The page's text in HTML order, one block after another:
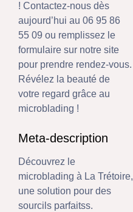
! Contactez-nous dès
aujourd’hui au 06 95 86
55 09 ou remplissez le
formulaire sur notre site
pour prendre rendez-vous.
Révélez la beauté de
votre regard grâce au
microblading !
Meta-description
Découvrez le
microblading à La Trétoire,
une solution pour des
sourcils parfaitss.